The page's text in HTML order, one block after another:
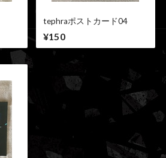
tephraポストカード04
¥150